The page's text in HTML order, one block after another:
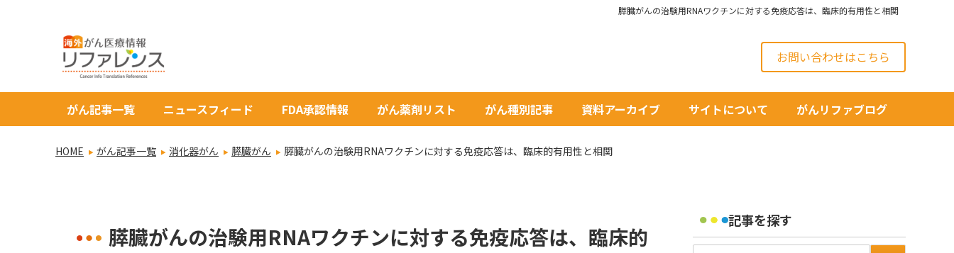
膵臓がんの治験用RNAワクチンに対する免疫応答は、臨床的有用性と相関
お問い合わせはこちら
がん記事一覧 ニュースフィード FDA承認情報 がん薬剤リスト がん種別記事 資料アーカイブ サイトについて がんリファブログ
HOME がん記事一覧 消化器がん 膵臓がん 膵臓がんの治験用RNAワクチンに対する免疫応答は、臨床的有用性と相関
膵臓がんの治験用RNAワクチンに対する免疫応答は、臨床的
記事を探す